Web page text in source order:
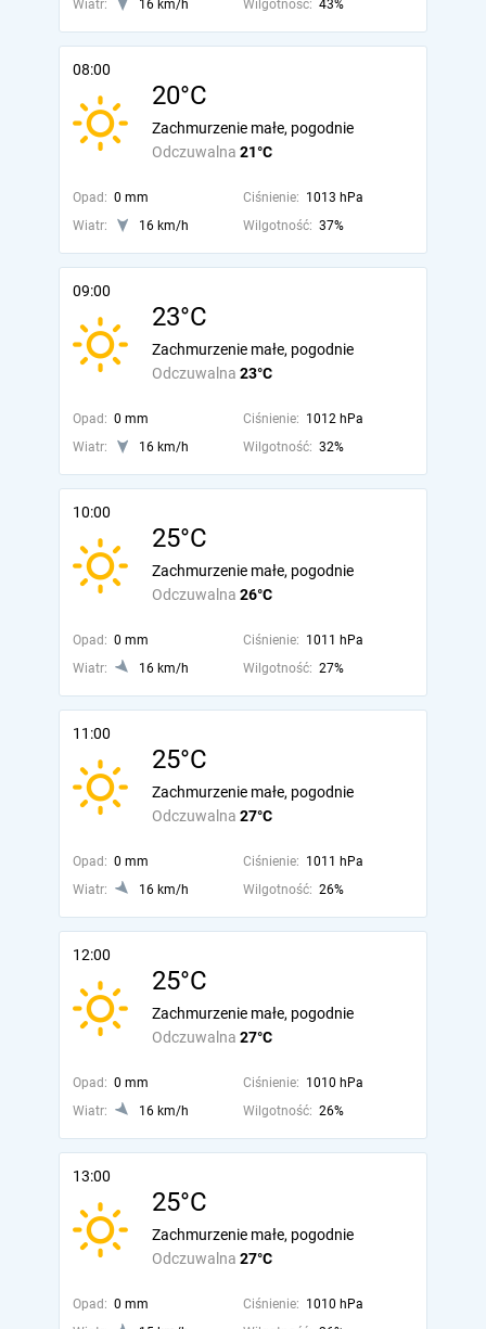
Wiatr: 16 km/h Wilgotność: 43%
08:00
20°C
Odczuwalna 21°C
Zachmurzenie małe, pogodnie
Opad: 0 mm Ciśnienie: 1013 hPa
Wiatr:
16 km/h Wilgotność: 37%
09:00
23°C
Odczuwalna 23°C
Zachmurzenie małe, pogodnie
Opad: 0 mm Ciśnienie: 1012 hPa
Wiatr:
16 km/h Wilgotność: 32%
10:00
25°C
Odczuwalna 26°C
Zachmurzenie małe, pogodnie
Opad: 0 mm Ciśnienie: 1011 hPa
Wiatr:
16 km/h Wilgotność: 27%
11:00
25°C
Odczuwalna 27°C
Zachmurzenie małe, pogodnie
Opad: 0 mm Ciśnienie: 1011 hPa
Wiatr:
16 km/h Wilgotność: 26%
12:00
25°C
Odczuwalna 27°C
Zachmurzenie małe, pogodnie
Opad: 0 mm Ciśnienie: 1010 hPa
Wiatr:
16 km/h Wilgotność: 26%
13:00
25°C
Odczuwalna 27°C
Zachmurzenie małe, pogodnie
Opad: 0 mm Ciśnienie: 1010 hPa